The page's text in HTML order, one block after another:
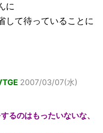
に
して待っていることに
2007/03/07(水)
るのはもったいないな、